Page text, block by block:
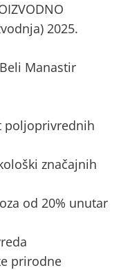
2025.
Manastir
poljoprivrednih
značajnih
od 20% unutar
prirodne